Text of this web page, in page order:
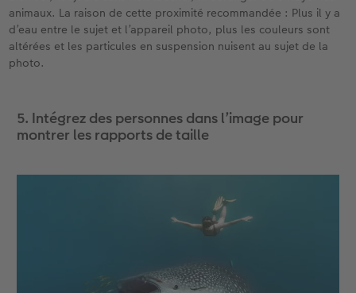
animaux. La raison de cette proximité recommandée : Plus il y a
d’eau entre le sujet et l’appareil photo, plus les couleurs sont
altérées et les particules en suspension nuisent au sujet de la
photo.
5. Intégrez des personnes dans l’image pour
montrer les rapports de taille